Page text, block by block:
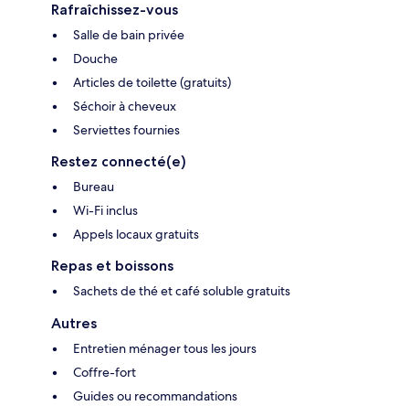
Rafraîchissez-vous
Salle de bain privée
Douche
Articles de toilette (gratuits)
Séchoir à cheveux
Serviettes fournies
Restez connecté(e)
Bureau
Wi-Fi inclus
Appels locaux gratuits
Repas et boissons
Sachets de thé et café soluble gratuits
Autres
Entretien ménager tous les jours
Coffre-fort
Guides ou recommandations